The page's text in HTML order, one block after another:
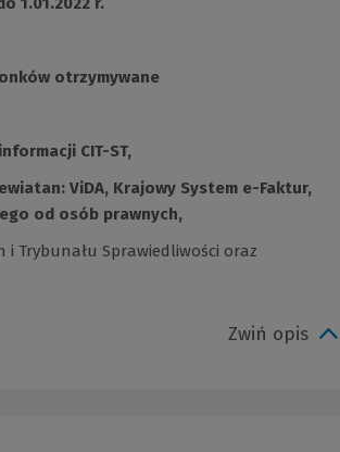
otrzymywane
CIT-ST,
ViDA, Krajowy System e-Faktur,
od osób prawnych,
Trybunału Sprawiedliwości oraz
Zwiń opis